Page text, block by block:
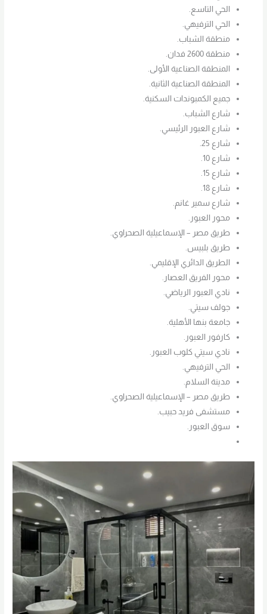
الحي التاسع.
الحي الترفيهي.
منطقة الشباب.
منطقة 2600 فدان.
المنطقة الصناعية الأولى.
المنطقة الصناعية الثانية.
جميع الكمبوندات السكنية.
شارع الشباب.
شارع العبور الرئيسي.
شارع 25.
شارع 10.
شارع 15.
شارع 18.
شارع سمير غانم.
محور العبور.
طريق مصر – الإسماعيلية الصحراوي.
طريق بلبيس.
الطريق الدائري الإقليمي.
محور الفريق العصار.
نادي العبور الرياضي.
جولف سيتي.
جامعة بنها الأهلية.
كارفور العبور.
نادي سيتي كلوب العبور.
الحي الترفيهي.
مدينة السلام.
طريق مصر – الإسماعيلية الصحراوي.
مستشفى فريد حبيب.
سوق العبور.